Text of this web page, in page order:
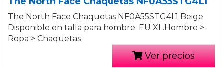
The North Face Chaquetas NF0A55STG4L1 Beige
Disponible en talla para hombre. EU XL.Hombre >
Ropa > Chaquetas
Ver precios